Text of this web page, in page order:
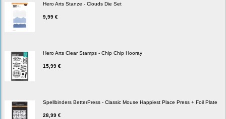
Hero Arts Stanze - Clouds Die Set
9,99 €
Hero Arts Clear Stamps - Chip Chip Hooray
15,99 €
Spellbinders BetterPress - Classic Mouse Happiest Place Press + Foil Plate
28,99 €